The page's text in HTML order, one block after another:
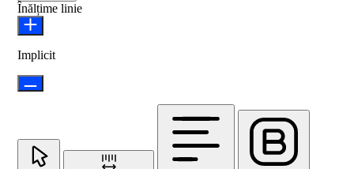
Înălțime linie
Implicit